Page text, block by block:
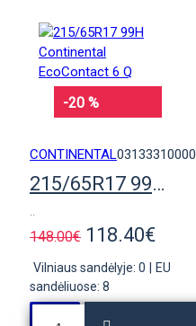
-20 %
CONTINENTAL03133310000
215/65R17 99H Continental EcoContact 6 Q
..
148.00€ 118.40€
Vilniaus sandėlyje: 0
EU
sandėliuose: 8